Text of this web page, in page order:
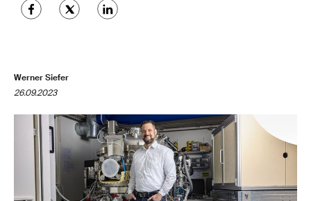
Werner Siefer
26.09.2023